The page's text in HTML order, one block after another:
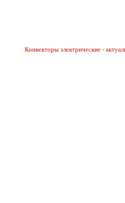
Конвекторы электрические -